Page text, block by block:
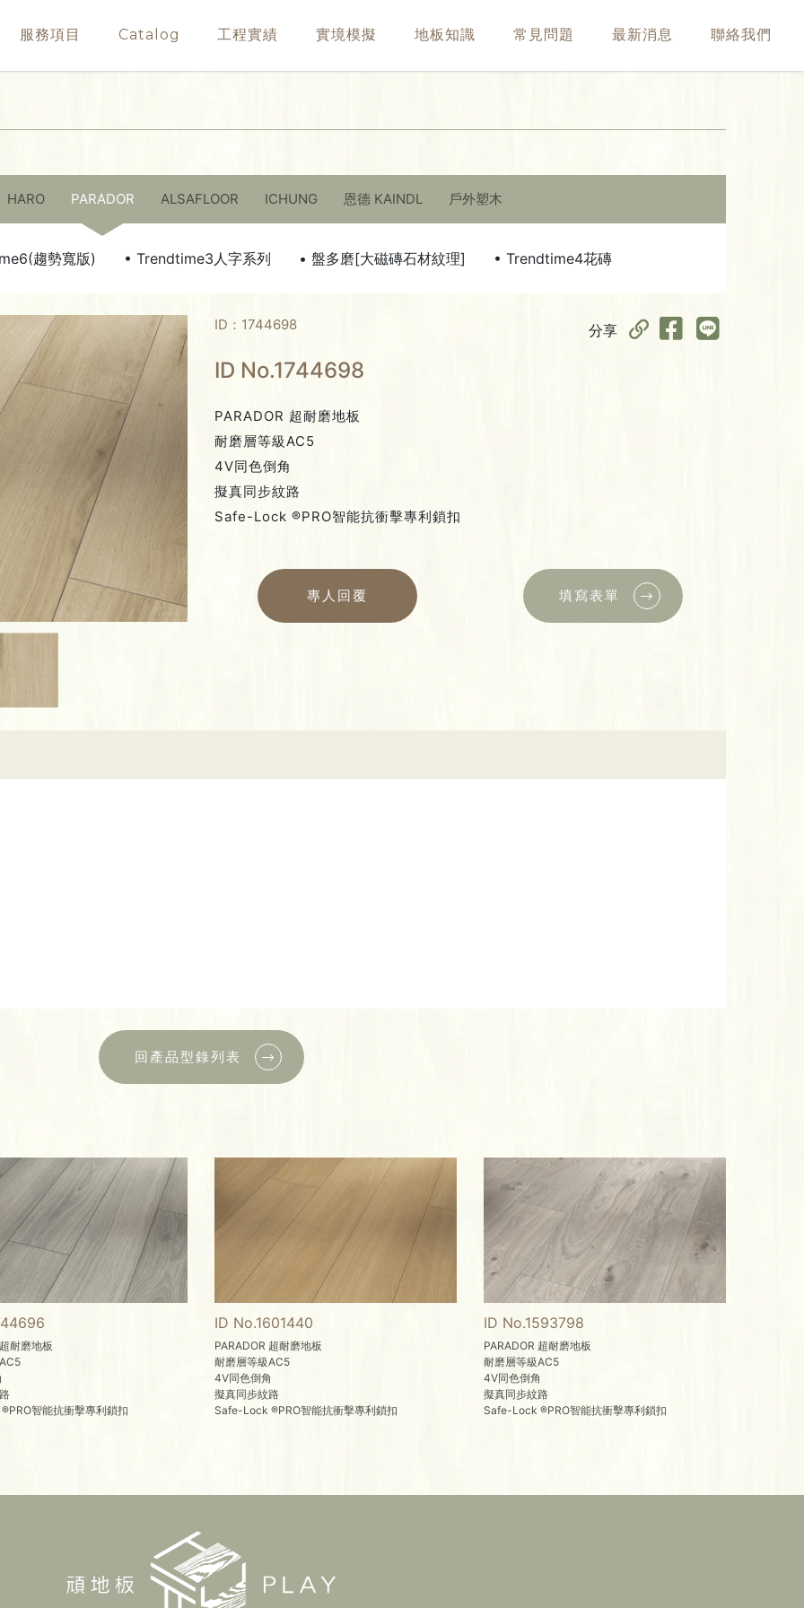
服務項目 Catalog 工程實績 實境模擬 地板知識 常見問題 最新消息 聯絡我們
HARO PARADOR ALSAFLOOR ICHUNG 恩德 KAINDL 戶外塑木
趨勢寬版) • Trendtime3人字系列 • 盤多磨[大磁磚石材紋理] • Trendtime4花磚
ID：1744698 分享
ID No.1744698
PARADOR 超耐磨地板
耐磨層等級AC5
4V同色倒角
擬真同步紋路
Safe-Lock ®PRO智能抗衝擊專利鎖扣
專人回覆 填寫表單
回產品型錄列表
耐磨地板
智能抗衝擊專利鎖扣
ID No.1601440
PARADOR 超耐磨地板
耐磨層等級AC5
4V同色倒角
擬真同步紋路
Safe-Lock ®PRO智能抗衝擊專利鎖扣
ID No.1593798
PARADOR 超耐磨地板
耐磨層等級AC5
4V同色倒角
擬真同步紋路
Safe-Lock ®PRO智能抗衝擊專利鎖扣